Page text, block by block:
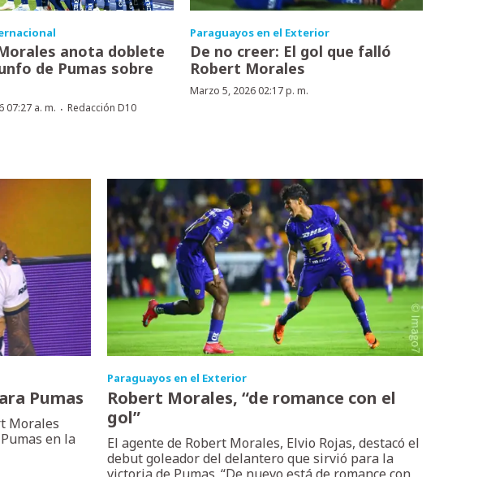
anota doblete
de Pumas sobre
07:27 a. m. · Redacción D10
Paraguayos en el Exterior
De no creer: El gol que falló
Robert Morales
Marzo 5, 2026 02:17 p. m.
Pumas
Morales
en la
Paraguayos en el Exterior
Robert Morales, “de romance con el
gol”
El agente de Robert Morales, Elvio Rojas, destacó el
debut goleador del delantero que sirvió para la